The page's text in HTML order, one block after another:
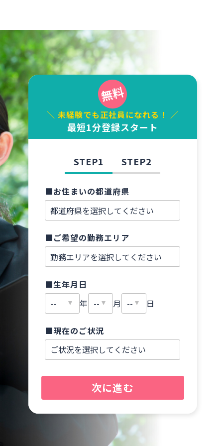
＼ 未経験でも正社員になれる！ ／
最短1分登録スタート
STEP1 STEP2
■お住まいの都道府県
■ご希望の勤務エリア
■生年月日
年
月 日
■現在のご状況
次に進む